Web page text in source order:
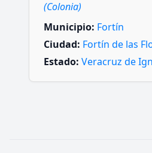
(Colonia)
Municipio: Fortín
Ciudad: Fortín de las
Estado: Veracruz de